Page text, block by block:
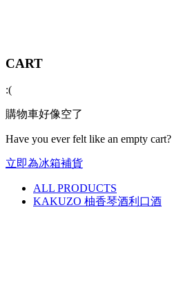
CART
:(
購物車好像空了
Have you ever felt like an empty cart?
立即為冰箱補貨
ALL PRODUCTS
KAKUZO 柚香琴酒利口酒